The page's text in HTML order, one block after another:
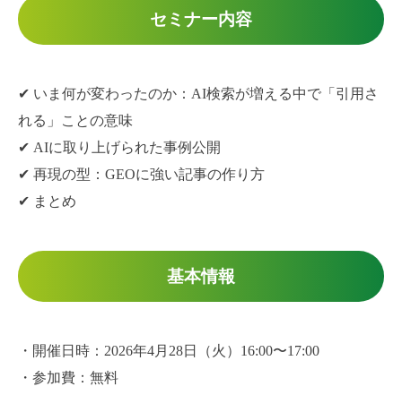
セミナー内容
✔ いま何が変わったのか：AI検索が増える中で「引用さ
れる」ことの意味
✔ AIに取り上げられた事例公開
✔ 再現の型：GEOに強い記事の作り方
✔ まとめ
基本情報
・開催日時：2026年4月28日（火）16:00〜17:00
・参加費：無料